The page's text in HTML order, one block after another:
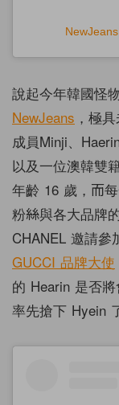
說起今年韓國怪
NewJeans ，極
成員Minji、
以及一位澳韓雙
年齡 16 歲，而
粉絲與各大品牌
CHANEL 邀請參
GUCCI 品牌大使
的 Hearin 是否
率先搶下 Hyein